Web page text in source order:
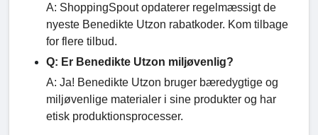
A: ShoppingSpout opdaterer regelmæssigt de
nyeste Benedikte Utzon rabatkoder. Kom tilbage
for flere tilbud.
Q: Er Benedikte Utzon miljøvenlig?
A: Ja! Benedikte Utzon bruger bæredygtige og
miljøvenlige materialer i sine produkter og har
etisk produktionsprocesser.